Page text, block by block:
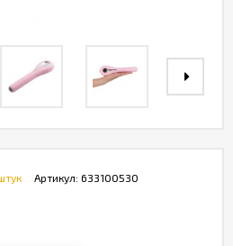
Артикул: 633100530